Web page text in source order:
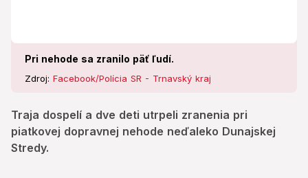
Pri nehode sa zranilo päť ľudí.
Zdroj: Facebook/Polícia SR - Trnavský kraj
Traja dospelí a dve deti utrpeli zranenia pri
piatkovej dopravnej nehode neďaleko Dunajskej
Stredy.